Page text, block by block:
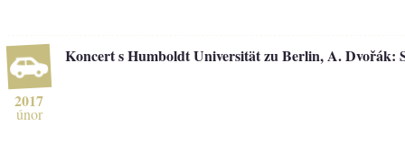
2017
únor
Koncert s Humboldt Universität zu Berlin, A. Dvořák: